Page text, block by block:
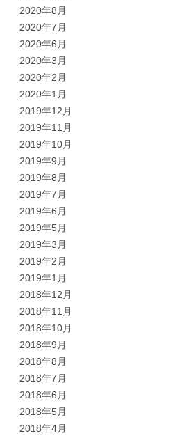
2020年8月
2020年7月
2020年6月
2020年3月
2020年2月
2020年1月
2019年12月
2019年11月
2019年10月
2019年9月
2019年8月
2019年7月
2019年6月
2019年5月
2019年3月
2019年2月
2019年1月
2018年12月
2018年11月
2018年10月
2018年9月
2018年8月
2018年7月
2018年6月
2018年5月
2018年4月